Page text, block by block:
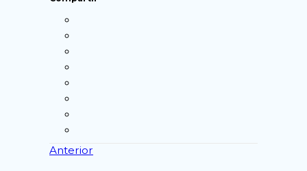
Anterior